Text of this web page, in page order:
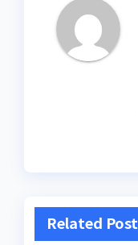
Related Post